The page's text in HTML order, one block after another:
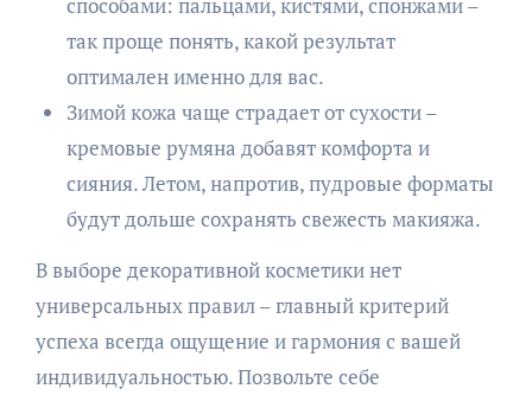
так проще понять, какой результат
оптимален именно для вас.
Зимой кожа чаще страдает от сухости –
кремовые румяна добавят комфорта и
сияния. Летом, напротив, пудровые форматы
будут дольше сохранять свежесть макияжа.
В выборе декоративной косметики нет
универсальных правил – главный критерий
успеха всегда ощущение и гармония с вашей
индивидуальностью. Позвольте себе